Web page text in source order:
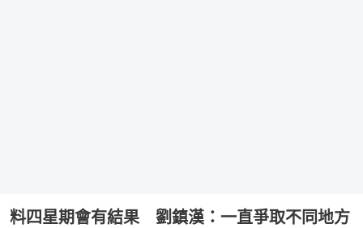
料四星期會有結果 劉鎮漢：一直爭取不同地方